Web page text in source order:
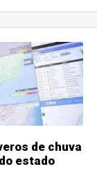
de chuva
estado